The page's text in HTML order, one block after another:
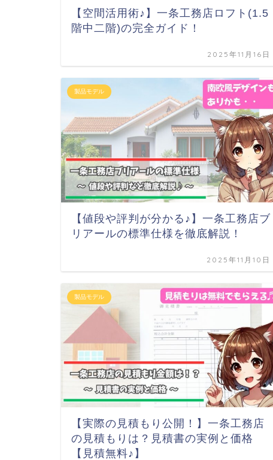
【空間活用術♪】一条工務店ロフト(1.5
階中二階)の完全ガイド！
2025年11月16日
製品モデル
【値段や評判が分かる♪】一条工務店ブ
リアールの標準仕様を徹底解説！
2025年11月10日
製品モデル
【実際の見積もり公開！】一条工務店
の見積もりは？見積書の実例と価格
【見積無料♪】